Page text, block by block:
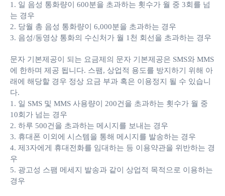
1. 일 음성 통화량이 600분을 초과하는 횟수가 월 중 3회를 넘
는 경우
2. 당월 총 음성 통화량이 6,000분을 초과하는 경우
3. 음성/동영상 통화의 수신처가 월 1천 회선을 초과하는 경우
문자 기본제공이 되는 요금제의 문자 기본제공은 SMS와 MMS
에 한하며 제공 됩니다. 스팸, 상업적 용도를 방지하기 위해 아
래에 해당할 경우 정상 요금 부과 혹은 이용정지 될 수 있습니
다.
1. 일 SMS 및 MMS 사용량이 200건을 초과하는 횟수가 월 중
10회가 넘는 경우
2. 하루 500건을 초과하는 메시지를 보내는 경우
3. 휴대폰 이외에 시스템을 통해 메시지를 발송하는 경우
4. 제3자에게 휴대전화를 임대하는 등 이용약관을 위반하는 경
우
5. 광고성 스팸 메세지 발송과 같이 상업적 목적으로 이용하는
경우